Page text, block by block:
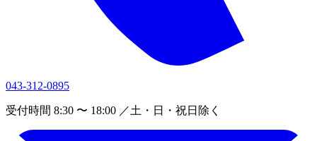
043-312-0895
受付時間 8:30 〜 18:00 ／土・日・祝日除く